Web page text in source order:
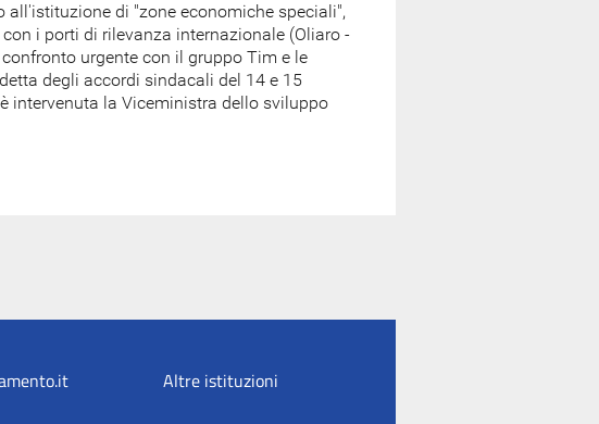
di "zone economiche speciali",
i porti di rilevanza internazionale (Oliaro -
urgente con il gruppo Tim e le
degli accordi sindacali del 14 e 15
intervenuta la Viceministra dello sviluppo
Altre istituzioni